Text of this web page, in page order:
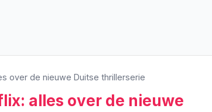
over de nieuwe Duitse thrillerserie
alles over de nieuwe